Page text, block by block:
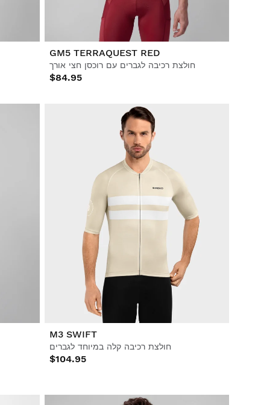
GM5 TERRAQUEST RED
חולצת רכיבה לגברים עם רוכסן חצי אורך
$84.95
M3 SWIFT
חולצת רכיבה קלה במיוחד לגברים
$104.95